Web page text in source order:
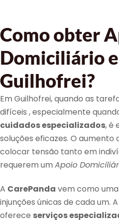
Como obter
Domiciliário
Guilhofrei?
Em Guilhofrei, quando as
difíceis , especialmente
cuidados especializados, é
soluções eficazes. O
colocar tensão tanto em
requerem um Apoio
A CarePanda vem como
injunções únicas de cada um.
oferece serviços